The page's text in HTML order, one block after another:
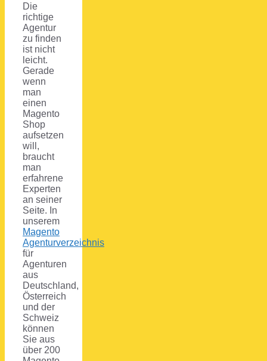
Die
richtige
Agentur
zu finden
ist nicht
leicht.
Gerade
wenn
man
einen
Magento
Shop
aufsetzen
will,
braucht
man
erfahrene
Experten
an seiner
Seite. In
unserem
Magento
Agenturverzeichnis
für
Agenturen
aus
Deutschland,
Österreich
und der
Schweiz
können
Sie aus
über 200